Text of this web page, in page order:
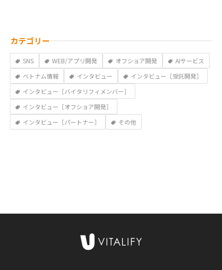
カテゴリー
SNS WEB/アプリ開発 オフショア開発
AIサービス
ベトナム情報
インタビュー
インタビュー［受託開発］
インタビュー［バイタリフィメンバー］
インタビュー［オフショア開発］
インタビュー［パートナー］
その他